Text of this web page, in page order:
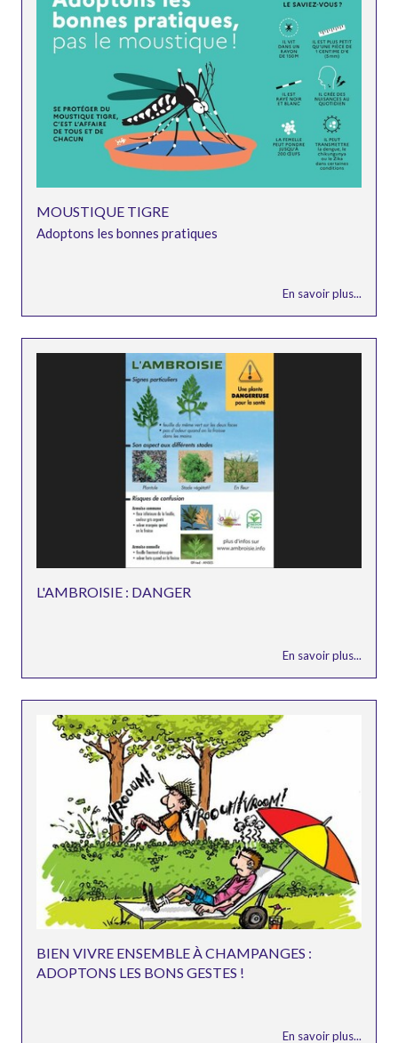
MOUSTIQUE TIGRE
Adoptons les bonnes pratiques
En savoir plus...
L'AMBROISIE : DANGER
En savoir plus...
BIEN VIVRE ENSEMBLE À CHAMPANGES :
ADOPTONS LES BONS GESTES !
En savoir plus...